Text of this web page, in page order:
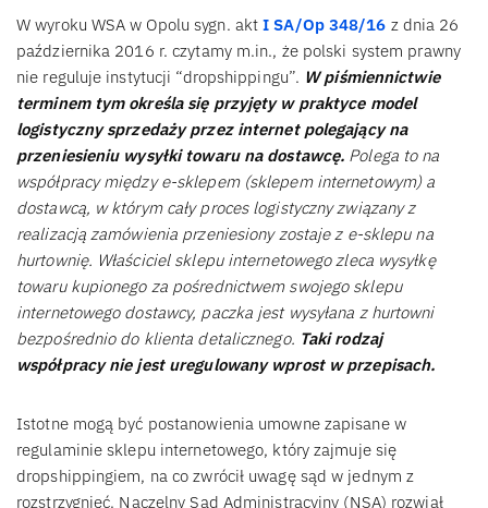
W wyroku WSA w Opolu sygn. aktI SA/Op 348/16 z dnia 26
października 2016 r. czytamy m.in., że polski system prawny
nie reguluje instytucji “dropshippingu”. W piśmiennictwie
terminem tym określa się przyjęty w praktyce model
logistyczny sprzedaży przez internet polegający na
przeniesieniu wysyłki towaru na dostawcę. Polega to na
współpracy między e-sklepem (sklepem internetowym) a
dostawcą, w którym cały proces logistyczny związany z
realizacją zamówienia przeniesiony zostaje z e-sklepu na
hurtownię. Właściciel sklepu internetowego zleca wysyłkę
towaru kupionego za pośrednictwem swojego sklepu
internetowego dostawcy, paczka jest wysyłana z hurtowni
bezpośrednio do klienta detalicznego. Taki rodzaj
współpracy nie jest uregulowany wprost w przepisach.
Istotne mogą być postanowienia umowne zapisane w
regulaminie sklepu internetowego, który zajmuje się
dropshippingiem, na co zwrócił uwagę sąd w jednym z
rozstrzygnięć. Naczelny Sąd Administracyjny (NSA) rozwiał